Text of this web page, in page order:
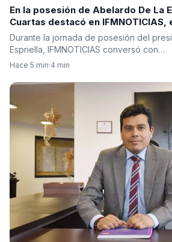
En la posesión de Abelardo De La
Cuartas destacó en
privado en la construcción del país
Durante la jornada de posesión del
Espriella, IFMNOTICIAS conversó con…
Hace 5 min·4 min